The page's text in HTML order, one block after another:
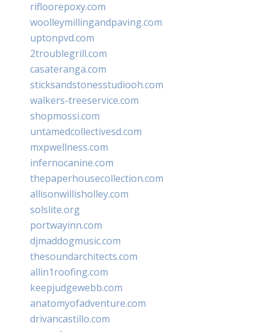
rifloorepoxy.com
woolleymillingandpaving.com
uptonpvd.com
2troublegrill.com
casateranga.com
sticksandstonesstudiooh.com
walkers-treeservice.com
shopmossi.com
untamedcollectivesd.com
mxpwellness.com
infernocanine.com
thepaperhousecollection.com
allisonwillisholley.com
solslite.org
portwayinn.com
djmaddogmusic.com
thesoundarchitects.com
allin1roofing.com
keepjudgewebb.com
anatomyofadventure.com
drivancastillo.com